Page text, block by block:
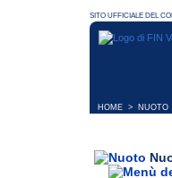
HOME > NUOTO